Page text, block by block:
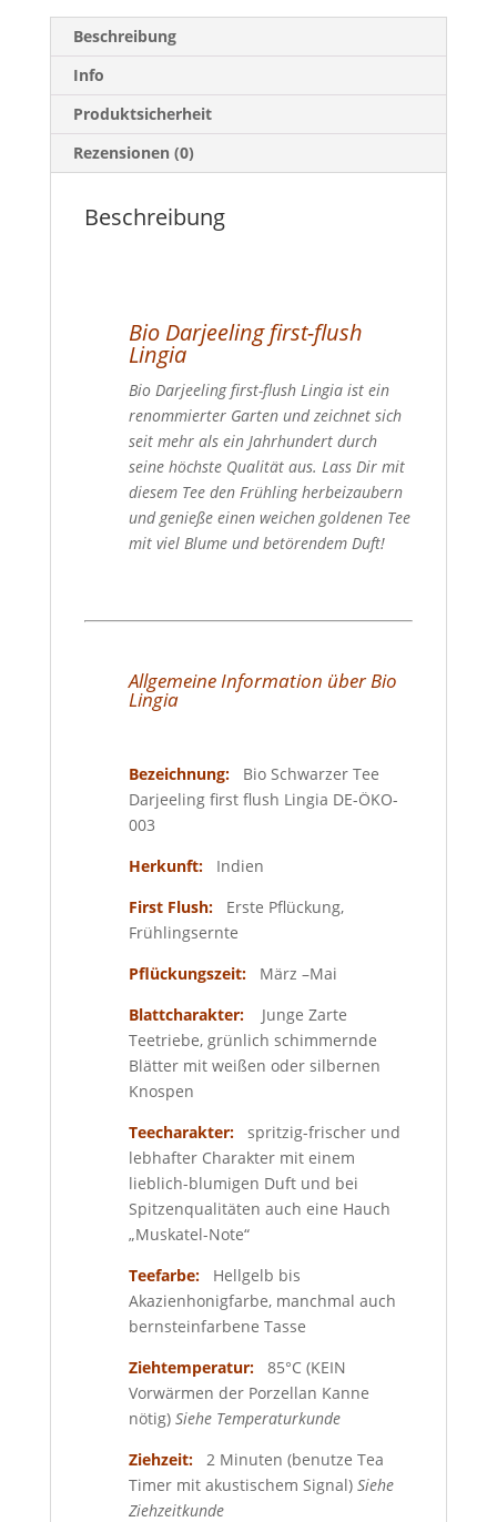
Beschreibung
Info
Produktsicherheit
Rezensionen (0)
Beschreibung
Bio Darjeeling first-flush
Lingia
Bio Darjeeling first-flush Lingia ist ein
renommierter Garten und zeichnet sich
seit mehr als ein Jahrhundert durch
seine höchste Qualität aus. Lass Dir mit
diesem Tee den Frühling herbeizaubern
und genieße einen weichen goldenen Tee
mit viel Blume und betörendem Duft!
Allgemeine Information über Bio
Lingia
Bezeichnung:
Bio Schwarzer Tee
Darjeeling first flush Lingia DE-ÖKO-
003
Herkunft:
Indien
First Flush:
Erste Pflückung,
Frühlingsernte
Pflückungszeit:
März –Mai
Blattcharakter:
Junge Zarte
Teetriebe, grünlich schimmernde
Blätter mit weißen oder silbernen
Knospen
Teecharakter:
spritzig-frischer und
lebhafter Charakter mit einem
lieblich-blumigen Duft und bei
Spitzenqualitäten auch eine Hauch
„Muskatel-Note“
Teefarbe:
Hellgelb bis
Akazienhonigfarbe, manchmal auch
bernsteinfarbene Tasse
Ziehtemperatur:
85°C (KEIN
Vorwärmen der Porzellan Kanne
nötig) Siehe Temperaturkunde
Ziehzeit:
2 Minuten (benutze Tea
Timer mit akustischem Signal) Siehe
Ziehzeitkunde